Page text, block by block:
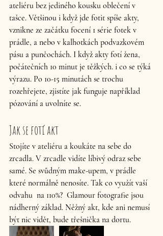
ateliéru bez jediného kousku oblečení v
tašce. Většinou i když jde fotit spíše akty,
vznikne ze začátku focení 1 série fotek v
prádle, a nebo v kalhotkách podvazkovém
pásu a punčochách. I když akty fotí žena,
počátečních 10 minut je těžkých. i co se týká
výrazu. Po 10-15 minutách se trochu
rozehřejete, zjistíte jak funguje například
pózování a uvolníte se.
Jak se fotí akt
Stojíte v ateliéru a koukáte na sebe do
zrcadla. V zrcadle vidíte líbivý odraz sebe
samé. Se svůdným make-upem, v prádle
které normálně nenosíte. Tak co využít vaší
odvahu  na 110%?  Glamour fotografie jsou
nádherný základ. Něžný akt, kde ani nemusí
být nic vidět, bude třešnička na dortu.